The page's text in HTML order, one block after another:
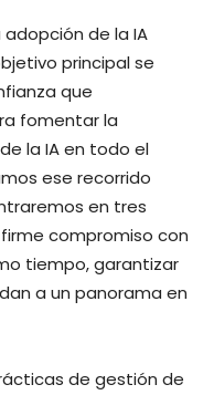
de la IA
principal se
que
fomentar la
la IA en todo el
ese recorrido
en tres
compromiso con
tiempo, garantizar
a un panorama en
de gestión de